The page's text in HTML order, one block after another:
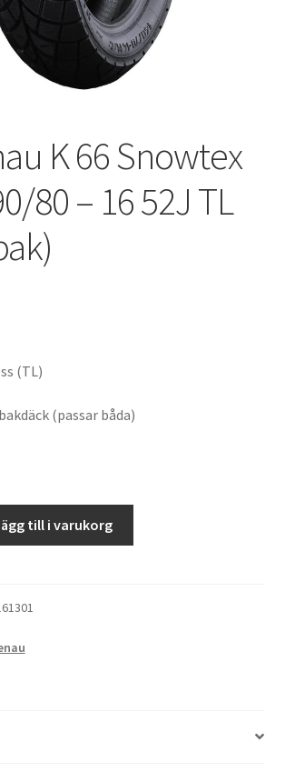
K 66 Snowtex
80 – 16 52J TL
(TL)
(passar båda)
till i varukorg